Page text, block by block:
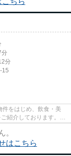
分
分
15
をはじめ、飲食・美
紹介しております。
。
はこちら